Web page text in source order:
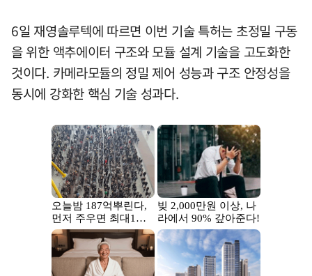
6일 재영솔루텍에 따르면 이번 기술 특허는 초정밀 구동
을 위한 액추에이터 구조와 모듈 설계 기술을 고도화한
것이다. 카메라모듈의 정밀 제어 성능과 구조 안정성을
동시에 강화한 핵심 기술 성과다.